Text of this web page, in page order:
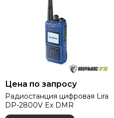
Цена по запросу
Радиостанция цифровая Lira
DP-2800V Ex DMR